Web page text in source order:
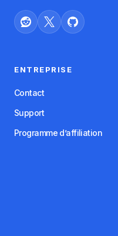
ENTREPRISE
Contact
Support
Programme d’affiliation